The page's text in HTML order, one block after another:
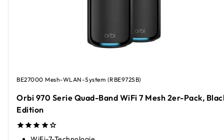
BE27000 Mesh-WLAN-System (RBE972SB)
Orbi 970 Serie Quad-Band WiFi 7 Mesh 2er-Pack,
Edition